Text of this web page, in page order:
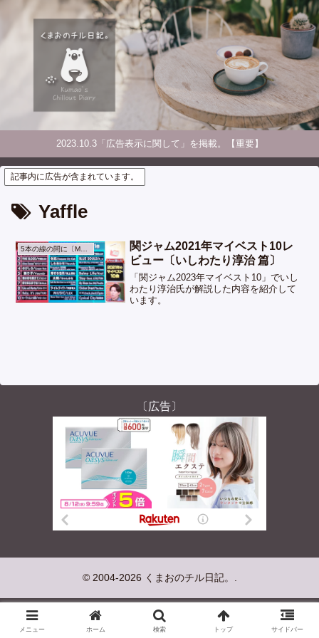
2023.10.3「広告表示に関して」を掲載。【重要】
記事内に広告が含まれています。
Yaffle
5本の線の間に〔Music〕
関ジャム2021年マイベスト10レ
ビュー〔いしわたり淳治 篇〕
「関ジャム2023年マイベスト10」でいし
わたり淳治氏が解説した内容を紹介して
います。
〔広告〕
© 2004-2026 くまおのチル日記。.
メニュー ホーム 検索 トップ サイドバー